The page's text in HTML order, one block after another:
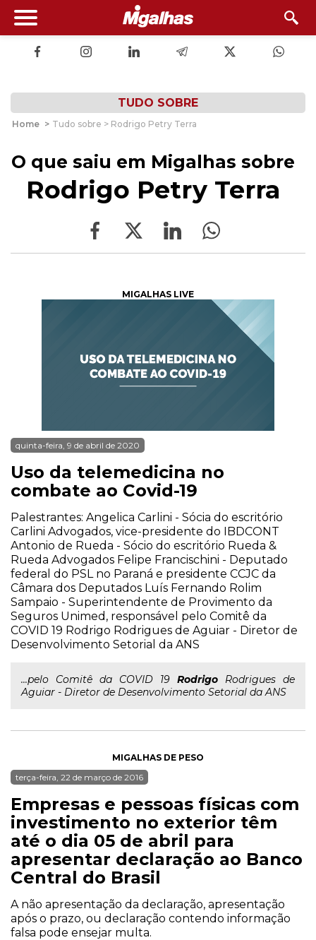
TUDO SOBRE
Home > Tudo sobre > Rodrigo Petry Terra
O que saiu em Migalhas sobre
Rodrigo Petry Terra
MIGALHAS LIVE
quinta-feira, 9 de abril de 2020
Uso da telemedicina no
combate ao Covid-19
Palestrantes: Angelica Carlini - Sócia do escritório
Carlini Advogados, vice-presidente do IBDCONT
Antonio de Rueda - Sócio do escritório Rueda &
Rueda Advogados Felipe Francischini - Deputado
federal do PSL no Paraná e presidente CCJC da
Câmara dos Deputados Luís Fernando Rolim
Sampaio - Superintendente de Provimento da
Seguros Unimed, responsável pelo Comitê da
COVID 19 Rodrigo Rodrigues de Aguiar - Diretor de
Desenvolvimento Setorial da ANS
...pelo Comitê da COVID 19 Rodrigo Rodrigues de
Aguiar - Diretor de Desenvolvimento Setorial da ANS
MIGALHAS DE PESO
terça-feira, 22 de março de 2016
Empresas e pessoas físicas com
investimento no exterior têm
até o dia 05 de abril para
apresentar declaração ao Banco
Central do Brasil
A não apresentação da declaração, apresentação
após o prazo, ou declaração contendo informação
falsa pode ensejar multa.